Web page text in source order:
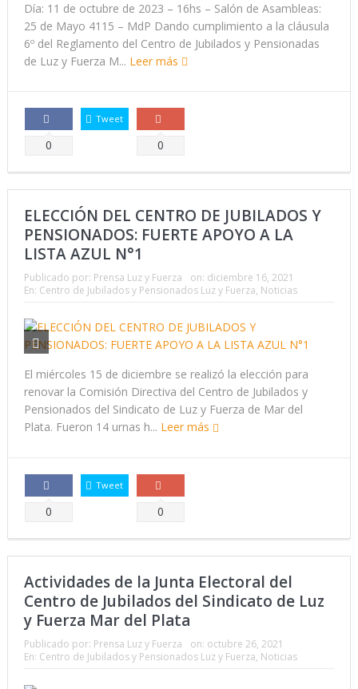
Día: 11 de octubre de 2023 – 16hs – Salón de Asambleas:
25 de Mayo 4115 – MdP Dando cumplimiento a la cláusula
6º del Reglamento del Centro de Jubilados y Pensionadas
de Luz y Fuerza M... Leer más
Comparte
0
Tweet
Comparte
0
ELECCIÓN DEL CENTRO DE JUBILADOS Y
PENSIONADOS: FUERTE APOYO A LA
LISTA AZUL N°1
Publicado por: Prensa Luz y Fuerza on: diciembre 16, 2021
En: Centro de Jubilados y Pensionados Luz y Fuerza, Noticias
El miércoles 15 de diciembre se realizó la elección para
renovar la Comisión Directiva del Centro de Jubilados y
Pensionados del Sindicato de Luz y Fuerza de Mar del
Plata. Fueron 14 urnas h... Leer más
Comparte
0
Tweet
Comparte
0
Actividades de la Junta Electoral del
Centro de Jubilados del Sindicato de Luz
y Fuerza Mar del Plata
Publicado por: Prensa Luz y Fuerza on: octubre 26, 2021
En: Centro de Jubilados y Pensionados Luz y Fuerza, Noticias